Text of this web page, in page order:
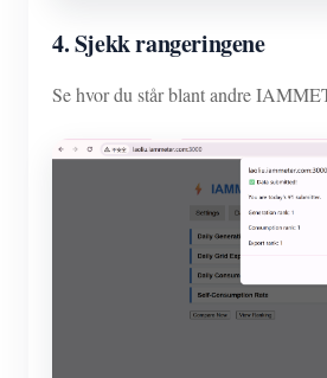
4. Sjekk rangeringene
Se hvor du står blant andre